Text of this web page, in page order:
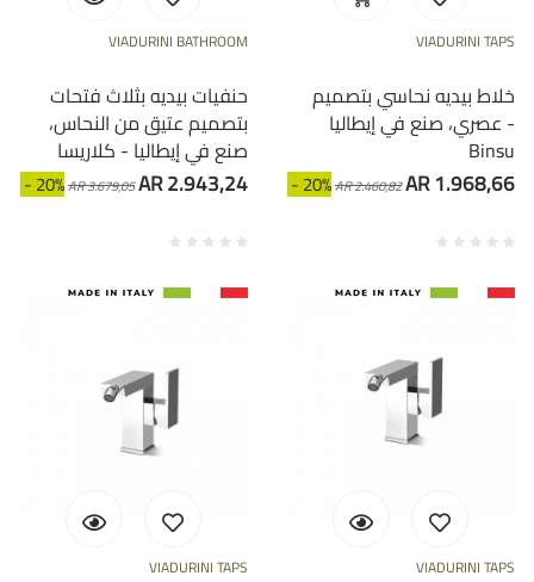
VIADURINI BATHROOM
حنفيات بيديه بثلاث فتحات
بتصميم عتيق من النحاس،
صنع في إيطاليا - كلاريسا
- 20%AR 3.679,05AR 2.943,24
VIADURINI TAPS
خلاط بيديه نحاسي بتصميم
عصري، صنع في إيطاليا -
Binsu
- 20%AR 2.460,82AR 1.968,66
VIADURINI TAPS VIADURINI TAPS